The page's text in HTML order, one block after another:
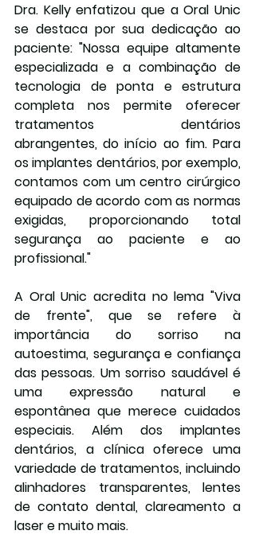
Dra. Kelly enfatizou que a Oral Unic
se destaca por sua dedicação ao
paciente: "Nossa equipe altamente
especializada e a combinação de
tecnologia de ponta e estrutura
completa nos permite oferecer
tratamentos dentários
abrangentes, do início ao fim. Para
os implantes dentários, por exemplo,
contamos com um centro cirúrgico
equipado de acordo com as normas
exigidas, proporcionando total
segurança ao paciente e ao
profissional."
A Oral Unic acredita no lema "Viva
de frente", que se refere à
importância do sorriso na
autoestima, segurança e confiança
das pessoas. Um sorriso saudável é
uma expressão natural e
espontânea que merece cuidados
especiais. Além dos implantes
dentários, a clínica oferece uma
variedade de tratamentos, incluindo
alinhadores transparentes, lentes
de contato dental, clareamento a
laser e muito mais.